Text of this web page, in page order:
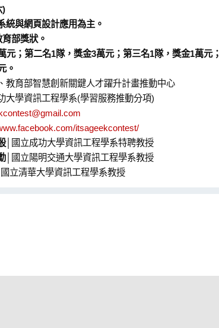
)
統與網頁設計應用為主。
部獎狀。
元；第二名1隊，獎金3萬元；第三名1隊，獎金1萬元；
。
教育部智慧創新關鍵人才躍升計畫推動中心
大學資訊工程學系(學習服務推動分項)
itsageekcontest/
│國立成功大學資訊工程學系特聘教授
│國立陽明交通大學資訊工程學系教授
立清華大學資訊工程學系教授